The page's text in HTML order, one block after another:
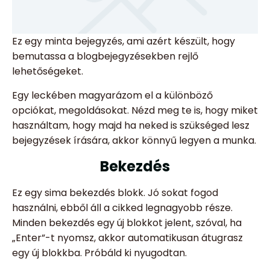
Ez egy minta bejegyzés, ami azért készült, hogy
bemutassa a blogbejegyzésekben rejlő
lehetőségeket.
Egy leckében magyarázom el a különböző
opciókat, megoldásokat. Nézd meg te is, hogy miket
használtam, hogy majd ha neked is szükséged lesz
bejegyzések írására, akkor könnyű legyen a munka.
Bekezdés
Ez egy sima bekezdés blokk. Jó sokat fogod
használni, ebből áll a cikked legnagyobb része.
Minden bekezdés egy új blokkot jelent, szóval, ha
„Enter”-t nyomsz, akkor automatikusan átugrasz
egy új blokkba. Próbáld ki nyugodtan.